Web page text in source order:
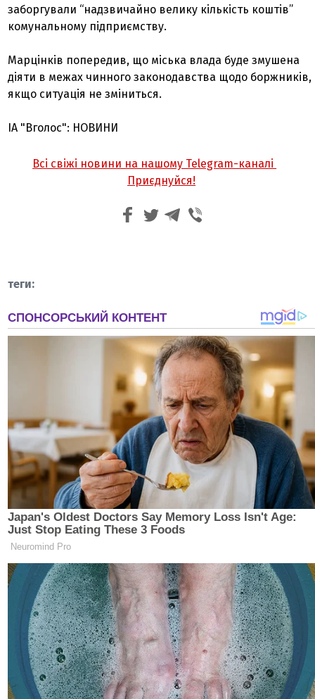
заборгували “надзвичайно велику кількість коштів”
комунальному підприємству.
Марцінків попередив, що міська влада буде змушена
діяти в межах чинного законодавства щодо боржників,
якщо ситуація не зміниться.
ІА "Вголос": НОВИНИ
Всі свіжі новини на нашому Telegram-каналі
Приєднуйся!